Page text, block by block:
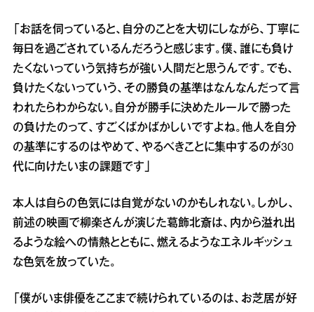
「お話を伺っていると、自分のことを大切にしながら、丁寧に
毎日を過ごされているんだろうと感じます。僕、誰にも負け
たくないっていう気持ちが強い人間だと思うんです。でも、
負けたくないっていう、その勝負の基準はなんなんだって言
われたらわからない。自分が勝手に決めたルールで勝った
の負けたのって、すごくばかばかしいですよね。他人を自分
の基準にするのはやめて、やるべきことに集中するのが30
代に向けたいまの課題です」
本人は自らの色気には自覚がないのかもしれない。しかし、
前述の映画で柳楽さんが演じた葛飾北斎は、内から溢れ出
るような絵への情熱とともに、燃えるようなエネルギッシュ
な色気を放っていた。
「僕がいま俳優をここまで続けられているのは、お芝居が好